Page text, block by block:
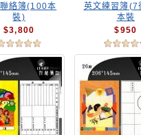
絡簿(100本
裝)
$3,800
英文練習簿
本裝
$950